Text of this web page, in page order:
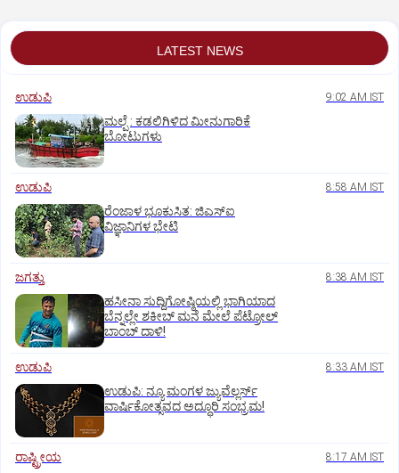
LATEST NEWS
ಉಡುಪಿ 9:02 AM IST
ಮಲ್ಪೆ : ಕಡಲಿಗಿಳಿದ ಮೀನುಗಾರಿಕೆ
ಬೋಟುಗಳು
ಉಡುಪಿ 8:58 AM IST
ರೆಂಜಾಳ ಭೂಕುಸಿತ: ಜಿಎಸ್‌ಐ
ವಿಜ್ಞಾನಿಗಳ ಭೇಟಿ
ಜಗತ್ತು 8:38 AM IST
ಹಸೀನಾ ಸುದ್ದಿಗೋಷ್ಠಿಯಲ್ಲಿ ಭಾಗಿಯಾದ
ಬೆನ್ನಲ್ಲೇ ಶಕೀಬ್ ಮನೆ ಮೇಲೆ ಪೆಟ್ರೋಲ್
ಬಾಂಬ್ ದಾಳಿ!
ಉಡುಪಿ 8:33 AM IST
ಉಡುಪಿ: ನ್ಯೂ ಮಂಗಳ ಜ್ಯುವೆಲ್ಲರ್ಸ್
ವಾರ್ಷಿಕೋತ್ಸವದ ಅದ್ಧೂರಿ ಸಂಭ್ರಮ!
ರಾಷ್ಟ್ರೀಯ 8:17 AM IST